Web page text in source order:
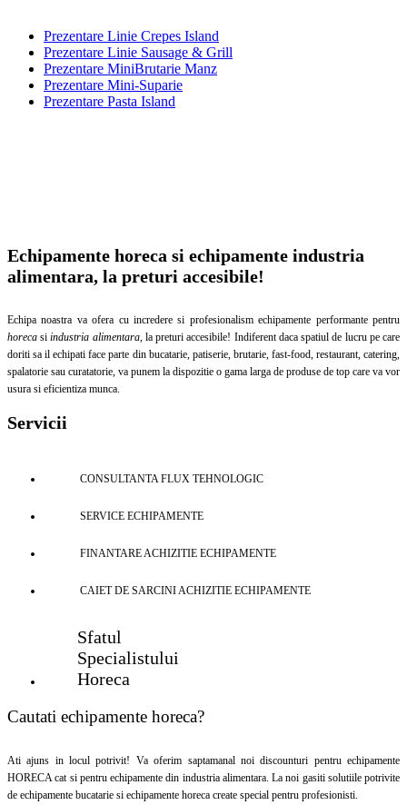
Prezentare Linie Crepes Island
Prezentare Linie Sausage & Grill
Prezentare MiniBrutarie Manz
Prezentare Mini-Suparie
Prezentare Pasta Island
Echipamente horeca si echipamente industria
alimentara, la preturi accesibile!
Echipa noastra va ofera cu incredere si profesionalism echipamente performante pentru
horeca si industria alimentara, la preturi accesibile! Indiferent daca spatiul de lucru pe care
doriti sa il echipati face parte din bucatarie, patiserie, brutarie, fast-food, restaurant, catering,
spalatorie sau curatatorie, va punem la dispozitie o gama larga de produse de top care va vor
usura si eficientiza munca.
Servicii
CONSULTANTA FLUX TEHNOLOGIC
SERVICE ECHIPAMENTE
FINANTARE ACHIZITIE ECHIPAMENTE
CAIET DE SARCINI ACHIZITIE ECHIPAMENTE
Sfatul
Specialistului
Horeca
Cautati echipamente horeca?
Ati ajuns in locul potrivit! Va oferim saptamanal noi discounturi pentru echipamente
HORECA cat si pentru echipamente din industria alimentara. La noi gasiti solutiile potrivite
de echipamente bucatarie si echipamente horeca create special pentru profesionisti.